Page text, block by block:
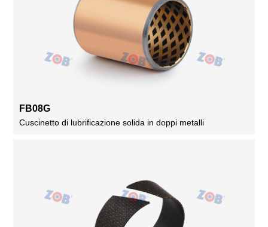
FB08G
Cuscinetto di lubrificazione solida in doppi metalli